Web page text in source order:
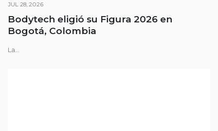
JUL 28, 2026
Bodytech eligió su Figura 2026 en
Bogotá, Colombia
La...